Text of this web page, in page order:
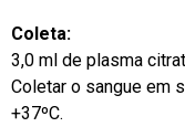
Coleta:
3,0 ml de plasma
Coletar o sangue em
+37ºC.